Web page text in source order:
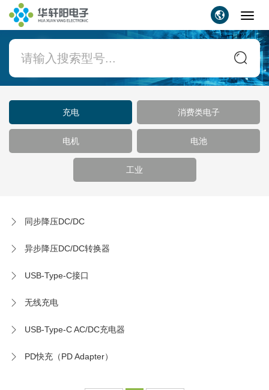
充电 消费类电子
电机 电池
工业
同步降压DC/DC
异步降压DC/DC转换器
USB-Type-C接口
无线充电
USB-Type-C AC/DC充电器
PD快充（PD Adapter）